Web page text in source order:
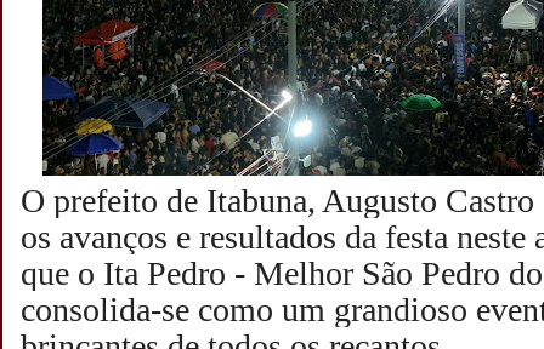
O prefeito de Itabuna, Augusto
os avanços e resultados da festa
que o Ita Pedro - Melhor São Pedro
consolida-se como um grandioso